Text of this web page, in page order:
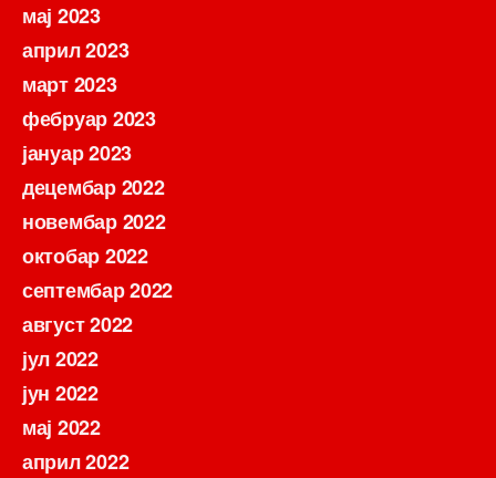
мај 2023
април 2023
март 2023
фебруар 2023
јануар 2023
децембар 2022
новембар 2022
октобар 2022
септембар 2022
август 2022
јул 2022
јун 2022
мај 2022
април 2022